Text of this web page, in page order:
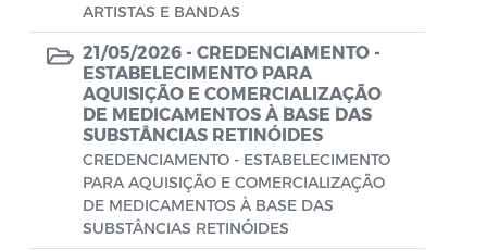
Conselho Municipal - CACS FUNDEB
Conselho Municipal de Assistência Social
de Araruama - COMASO
Conselho Municipal de Educação
Conselho Municipal de Habitação -
CMHA
ARTISTAS E BANDAS
21/05/2026 - CREDENCIAMENTO -
ESTABELECIMENTO PARA
AQUISIÇÃO E COMERCIALIZAÇÃO
DE MEDICAMENTOS À BASE DAS
SUBSTÂNCIAS RETINÓIDES
CREDENCIAMENTO - ESTABELECIMENTO
PARA AQUISIÇÃO E COMERCIALIZAÇÃO
DE MEDICAMENTOS À BASE DAS
SUBSTÂNCIAS RETINÓIDES